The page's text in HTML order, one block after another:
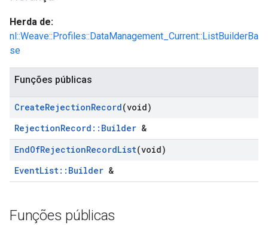
Herda de:
nl::Weave::Profiles::DataManagement_Current::ListBuilderBa
se
Funções públicas
CreateRejectionRecord(void)
RejectionRecord::Builder &
EndOfRejectionRecordList(void)
EventList::Builder &
Funções públicas